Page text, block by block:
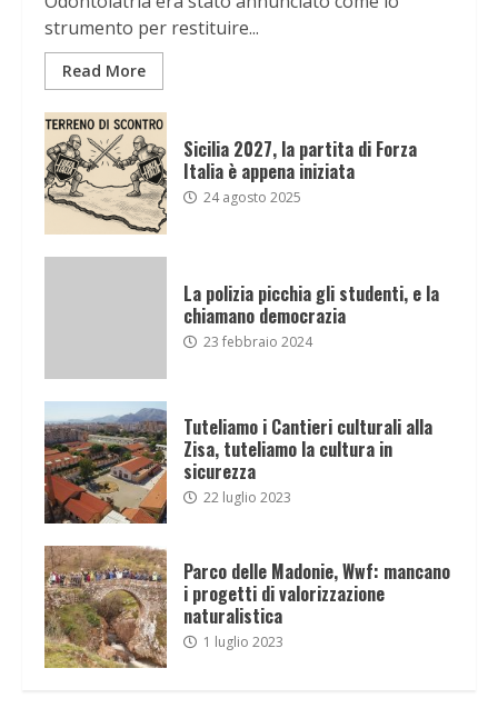
strumento per restituire...
Read More
Sicilia 2027, la partita di Forza
Italia è appena iniziata
24 agosto 2025
La polizia picchia gli studenti, e la
chiamano democrazia
23 febbraio 2024
Tuteliamo i Cantieri culturali alla
Zisa, tuteliamo la cultura in
sicurezza
22 luglio 2023
Parco delle Madonie, Wwf: mancano
i progetti di valorizzazione
naturalistica
1 luglio 2023